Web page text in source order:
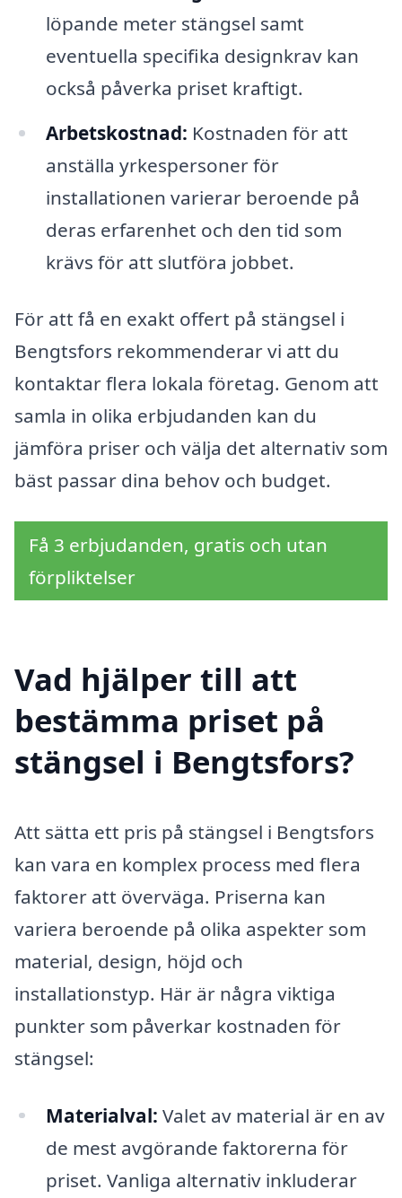
löpande meter stängsel samt
eventuella specifika designkrav kan
också påverka priset kraftigt.
Arbetskostnad: Kostnaden för att
anställa yrkespersoner för
installationen varierar beroende på
deras erfarenhet och den tid som
krävs för att slutföra jobbet.
För att få en exakt offert på stängsel i
Bengtsfors rekommenderar vi att du
kontaktar flera lokala företag. Genom att
samla in olika erbjudanden kan du
jämföra priser och välja det alternativ som
bäst passar dina behov och budget.
Få 3 erbjudanden, gratis och utan
förpliktelser
Vad hjälper till att
bestämma priset på
stängsel i Bengtsfors?
Att sätta ett pris på stängsel i Bengtsfors
kan vara en komplex process med flera
faktorer att överväga. Priserna kan
variera beroende på olika aspekter som
material, design, höjd och
installationstyp. Här är några viktiga
punkter som påverkar kostnaden för
stängsel:
Materialval: Valet av material är en av
de mest avgörande faktorerna för
priset. Vanliga alternativ inkluderar